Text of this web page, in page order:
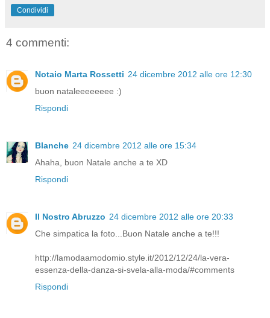
Condividi
4 commenti:
Notaio Marta Rossetti 24 dicembre 2012 alle ore 12:30
buon nataleeeeeeee :)
Rispondi
Blanche 24 dicembre 2012 alle ore 15:34
Ahaha, buon Natale anche a te XD
Rispondi
Il Nostro Abruzzo 24 dicembre 2012 alle ore 20:33
Che simpatica la foto...Buon Natale anche a te!!!
http://lamodaamodomio.style.it/2012/12/24/la-vera-
essenza-della-danza-si-svela-alla-moda/#comments
Rispondi